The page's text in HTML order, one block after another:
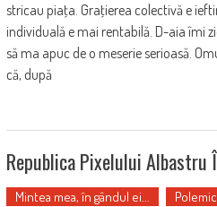
stricau piaţa. Graţierea colectivă e
individuală e mai rentabilă. D-aia îmi
să ma apuc de o meserie serioasă.
că, după
Republica Pixelului Albastru
Mintea mea, în gândul ei...